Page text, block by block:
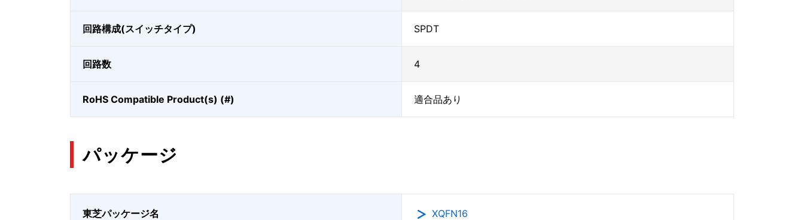
回路構成(スイッチタイプ) SPDT
回路数 4
RoHS Compatible Product(s) (#) 適合品あり
パッケージ
東芝パッケージ名 XQFN16